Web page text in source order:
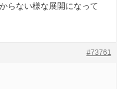
らない様な展開になって
#73761